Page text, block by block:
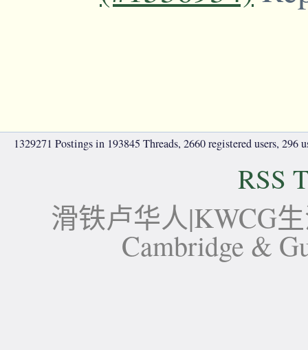
1329271 Postings in 193845 Threads, 2660 registered users, 296
RSS
滑铁卢华人|KWCG
Cambridge &